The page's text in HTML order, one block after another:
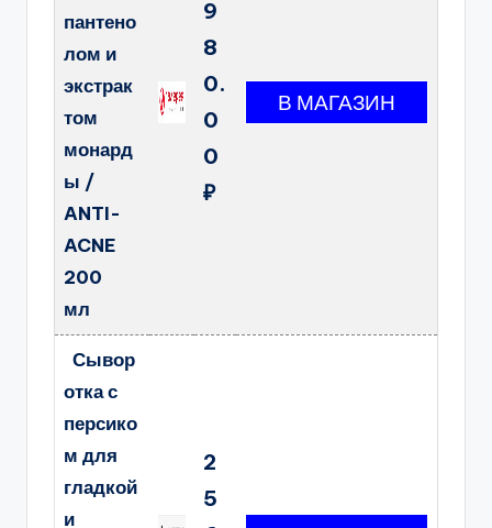
пантено
лом и
экстрак
том
монард
ы /
ANTI-
ACNE
200
мл
9
8
0.
0
0
₽
Сывор
отка с
персико
м для
гладкой
и
2
5